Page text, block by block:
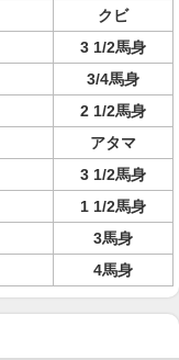
クビ
3 1/2馬身
3/4馬身
2 1/2馬身
アタマ
3 1/2馬身
1 1/2馬身
3馬身
4馬身